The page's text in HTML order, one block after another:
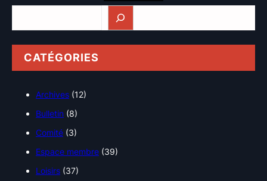
CATÉGORIES
Archives (12)
Bulletin (8)
Comité (3)
Espace membre (39)
Loisirs (37)